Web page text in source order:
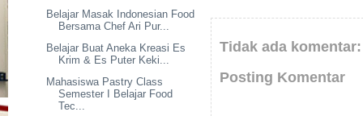
Belajar Masak Indonesian Food
Bersama Chef Ari Pur...
Belajar Buat Aneka Kreasi Es
Krim & Es Puter Keki...
Mahasiswa Pastry Class
Semester I Belajar Food
Tec...
Tidak ada komentar:
Posting Komentar